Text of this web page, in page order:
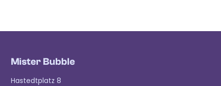
Mister Bubble
Hastedtplatz 8